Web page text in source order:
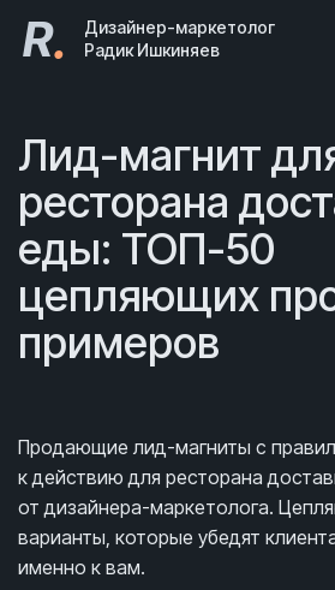
R.
Дизайнер-маркетолог
Радик Ишкиняев
Лид-магнит
ресторана
еды: ТОП-50
цепляющих
примеров
Продающие лид-магниты с
к действию для ресторана
от дизайнера-маркетолога.
варианты, которые убедят
именно к вам.